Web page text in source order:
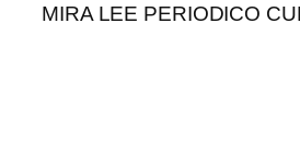
MIRA LEE PERIODICO